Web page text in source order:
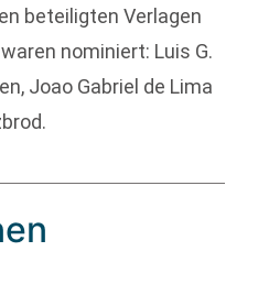
beteiligten Verlagen
nominiert: Luis G.
Joao Gabriel de Lima